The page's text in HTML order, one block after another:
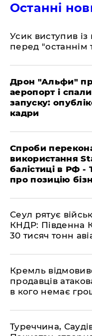
Останні
​Усик виступив
перед "останнім
​Дрон "Альфи"
аеропорт і
запуску:
кадри
​Спроби
використання
балістиці в РФ -
про позицію
​Сеул рятує
КНДР: Південна
30 тисяч тонн
​Кремль
продавців
в кого немає
​Туреччина,